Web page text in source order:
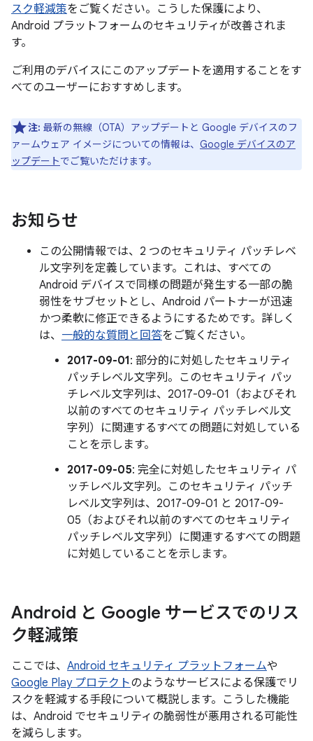
スク軽減策をご覧ください。こうした保護により、
Android プラットフォームのセキュリティが改善されま
す。
ご利用のデバイスにこのアップデートを適用することをす
べてのユーザーにおすすめします。
注: 最新の無線（OTA）アップデートと Google デバイスのフ
ァームウェア イメージについての情報は、 Google デバイスのア
ップデートでご覧いただけます。
お知らせ
この公開情報では、2 つのセキュリティ パッチレベ
ル文字列を定義しています。これは、すべての
Android デバイスで同様の問題が発生する一部の脆
弱性をサブセットとし、Android パートナーが迅速
かつ柔軟に修正できるようにするためです。詳しく
は、 一般的な質問と回答をご覧ください。
2017-09-01: 部分的に対処したセキュリティ
パッチレベル文字列。このセキュリティ パッ
チレベル文字列は、2017-09-01（およびそれ
以前のすべてのセキュリティ パッチレベル文
字列）に関連するすべての問題に対処している
ことを示します。
2017-09-05: 完全に対処したセキュリティ パ
ッチレベル文字列。このセキュリティ パッチ
レベル文字列は、2017-09-01 と 2017-09-
05（およびそれ以前のすべてのセキュリティ
パッチレベル文字列）に関連するすべての問題
に対処していることを示します。
Android と Google サービスでのリス
ク軽減策
ここでは、 Android セキュリティ プラットフォームや
Google Play プロテクトのようなサービスによる保護でリ
スクを軽減する手段について概説します。こうした機能
は、Android でセキュリティの脆弱性が悪用される可能性
を減らします。